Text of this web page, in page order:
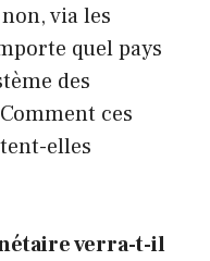
via les
quel pays
des
ces
elles
verra-t-il